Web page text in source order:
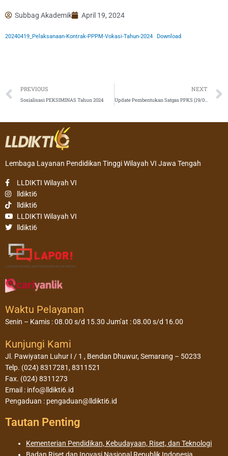
Subbag Akademik April 19, 2024
20240419_Pelaksanaan-Kontrak-PPPM-Vokasi-Tahun-2024 Download
Prev
PREVIOUS
Sosialisasi PEKSIMINAS Tahun 2024
NEXT
Update Pembentukan Satgas PPKS (19/04/2024)
Lembaga Layanan Pendidikan Tinggi Wilayah VI Jawa Tengah
LLDIKTI Wilayah VI
lldikti6
lldikti6
LLDIKTI Wilayah VI
lldikti6
Waktu Pelayanan
Senin – Kamis : 08.00 s/d 15.30 Jum’at : 08.00 s/d 16.00
Kunjungi Kami
Jl. Pawiyatan Luhur I / 1 , Bendan Dhuwur, Semarang – 50233
Telp. (024) 8317281, 8311521
Fax. (024) 8311273
Email : info@lldikti6.id
Pengaduan : pengaduan@lldikti6.id
Tautan Penting
Kementerian Pendidikan, Kebudayaan, Riset, dan Teknologi